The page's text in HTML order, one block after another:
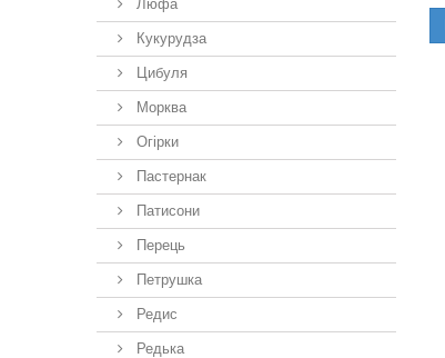
Люфа
Кукурудза
Цибуля
Морква
Огірки
Пастернак
Патисони
Перець
Петрушка
Редис
Редька